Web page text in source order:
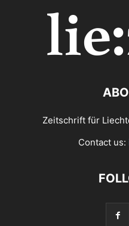
Zeitschrift für
Contact us: